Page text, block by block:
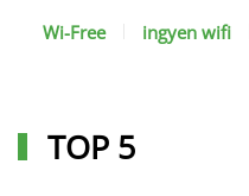
Wi-Free ingyen wifi
TOP 5